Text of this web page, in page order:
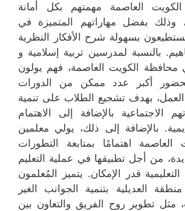
العاصمة مهمتهم بكل أمانة
وذلك بفضل مهاراتهم المتميزة في
بسهولة شرح الأفكار النظرية
بالنسبة لمدرسين تربية إسلامية و
الكويت العاصمة، فهم يولون
لحضور أكبر عدد ممكن من الدورات
العمل، بهدف تشجيع الطلاب على تنمية
الاجتماعية بالإضافة إلى الاهتمام
بالإضافة إلى ذلك، يولي معلمين
اهتمامًا بمتابعة التطورات
من أجل تطبيقها في عملية التعليم
قدر الإمكان. يتميز المُعلمون
العديلية بتنمية الجوانب الغير
مثل تطوير روح الفريق والتعاون بين